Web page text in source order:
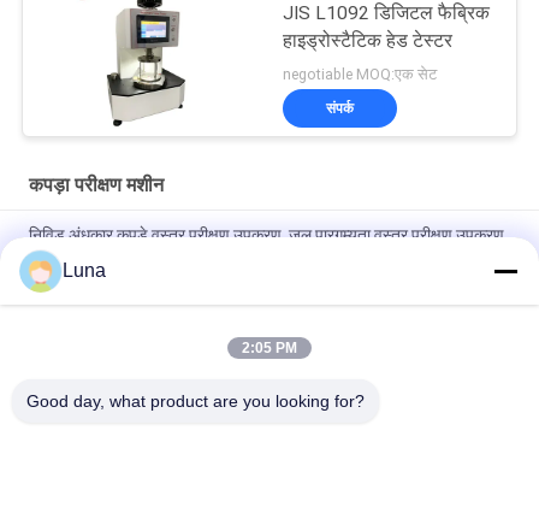
JIS L1092 डिजिटल फैब्रिक
हाइड्रोस्टैटिक हेड टेस्टर
negotiable MOQ:एक सेट
संपर्क
कपड़ा परीक्षण मशीन
निविड़ अंधकार कपड़े वस्त्र परीक्षण उपकरण, जल पारगम्यता वस्त्र परीक्षण उपकरण
पूरी तरह से स्वचालित फैब्रिक एयर पारगम्यता परीक्षक, कोई मलिनकिरण और कोई
ऑक्सीकरण नहीं
ऑटोमैटिक नॉन-वेवन फैब्रिक रोलिंग मशीन∙ एज कंट्रोल सिस्टम के साथ∙ फैब्रिक
Luna
2:05 PM
Good day, what product are you looking for?